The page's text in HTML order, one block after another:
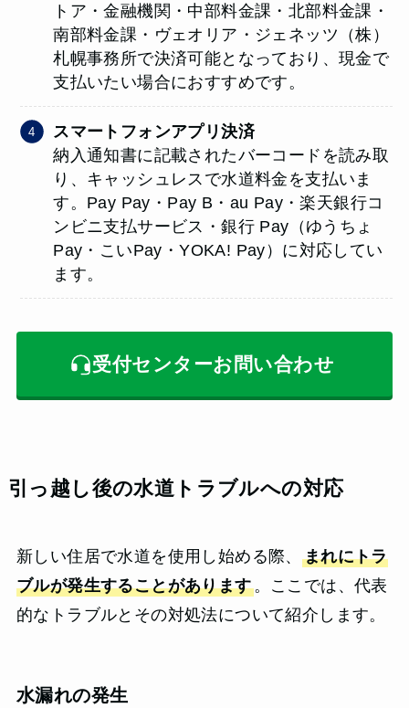
トア・金融機関・中部料金課・北部料金課・
南部料金課・ヴェオリア・ジェネッツ（株）
札幌事務所で決済可能となっており、現金で
支払いたい場合におすすめです。
スマートフォンアプリ決済
納入通知書に記載されたバーコードを読み取
り、キャッシュレスで水道料金を支払いま
す。Pay Pay・Pay B・au Pay・楽天銀行コ
ンビニ支払サービス・銀行 Pay（ゆうちょ
Pay・こいPay・YOKA! Pay）に対応してい
ます。
受付センターお問い合わせ
引っ越し後の水道トラブルへの対応
新しい住居で水道を使用し始める際、 まれにトラ
ブルが発生することがあります。ここでは、代表
的なトラブルとその対処法について紹介します。
水漏れの発生